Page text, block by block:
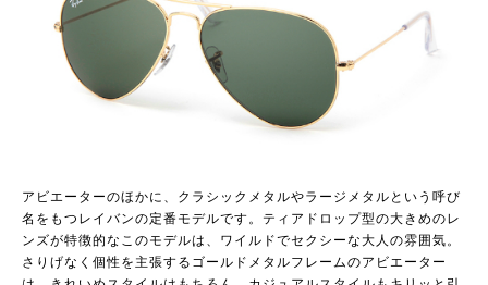
アビエーターのほかに、クラシックメタルやラージメタルという呼び
名をもつレイバンの定番モデルです。ティアドロップ型の大きめのレ
ンズが特徴的なこのモデルは、ワイルドでセクシーな大人の雰囲気。
さりげなく個性を主張するゴールドメタルフレームのアビエーター